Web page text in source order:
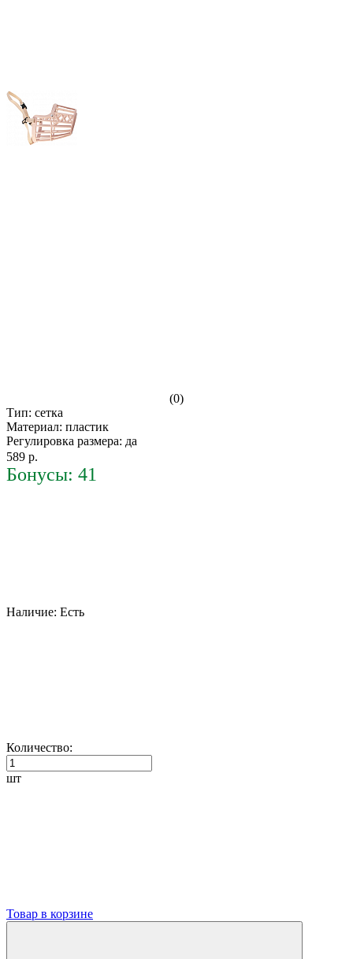
(0)
Тип: сетка
Материал: пластик
Регулировка размера: да
589 р.
Бонусы: 41
Наличие: Есть
Количество:
шт
Товар в корзине